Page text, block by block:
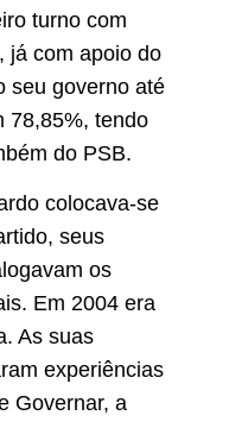
turno com
já com apoio do
seu governo até
78,85%, tendo
do PSB.
colocava-se
seus
os
Em 2004 era
As suas
experiências
Governar, a